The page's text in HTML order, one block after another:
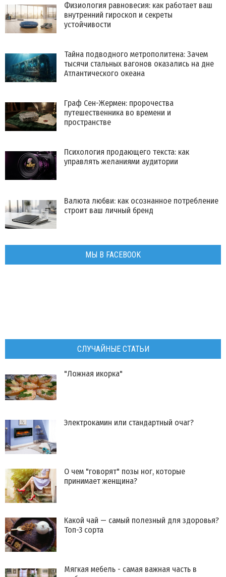
Физиология равновесия: как работает ваш
внутренний гироскоп и секреты
устойчивости
Тайна подводного метрополитена: Зачем
тысячи стальных вагонов оказались на дне
Атлантического океана
Граф Сен-Жермен: пророчества
путешественника во времени и
пространстве
Психология продающего текста: как
управлять желаниями аудитории
Валюта любви: как осознанное потребление
строит ваш личный бренд
МЫ В FACEBOOK
СЛУЧАЙНЫЕ СТАТЬИ
"Ложная икорка"
Электрокамин или стандартный очаг?
​О чем "говорят" позы ног, которые
принимает женщина?
Какой чай — самый полезный для здоровья?
Топ-3 сорта
Мягкая мебель - самая важная часть в